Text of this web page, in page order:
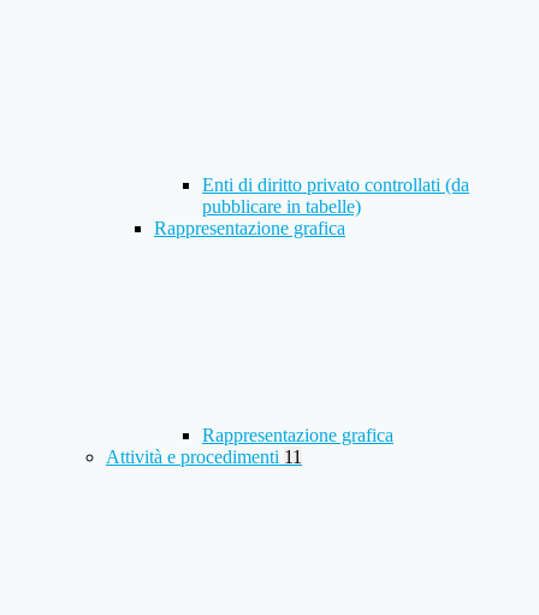
Enti di diritto privato controllati (da
pubblicare in tabelle)
Rappresentazione grafica
Rappresentazione grafica
Attività e procedimenti 11